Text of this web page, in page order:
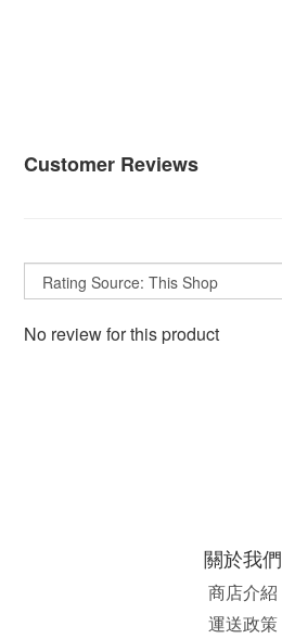
Customer Reviews
No review for this product
關於我們
商店介紹
運送政策